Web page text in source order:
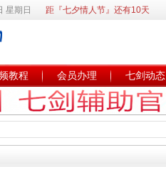
星期日 距『七夕情人节』还有10天
教程 会员办理 七剑动态